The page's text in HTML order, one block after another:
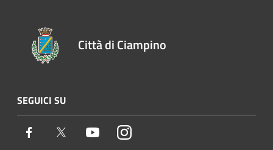
Città di Ciampino
SEGUICI SU
Facebook Twitter YoutubeInstagram